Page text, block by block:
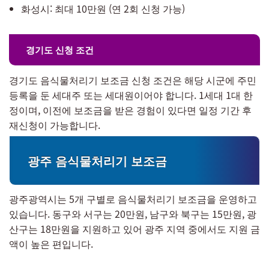
화성시: 최대 10만원 (연 2회 신청 가능)
경기도 신청 조건
경기도 음식물처리기 보조금 신청 조건은 해당 시군에 주민
등록을 둔 세대주 또는 세대원이어야 합니다. 1세대 1대 한
정이며, 이전에 보조금을 받은 경험이 있다면 일정 기간 후
재신청이 가능합니다.
광주 음식물처리기 보조금
광주광역시는 5개 구별로 음식물처리기 보조금을 운영하고
있습니다. 동구와 서구는 20만원, 남구와 북구는 15만원, 광
산구는 18만원을 지원하고 있어 광주 지역 중에서도 지원 금
액이 높은 편입니다.